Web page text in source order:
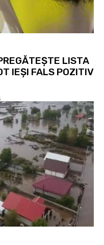
LISTA
IEŞI FALS POZITIV